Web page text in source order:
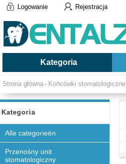
Logowanie Rejestracja
Kategoria
Strona główna - Końcówki stomatologiczne
Kategoria
Alle categorieën
Przenośny unit
stomatologiczny